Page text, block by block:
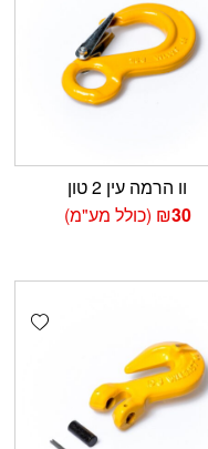
וו הרמה עין 2 טון
₪30 (כולל מע"מ)